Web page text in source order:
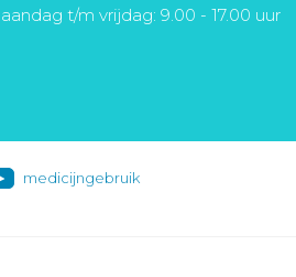
t/m vrijdag: 9.00 - 17.00 uur
medicijngebruik